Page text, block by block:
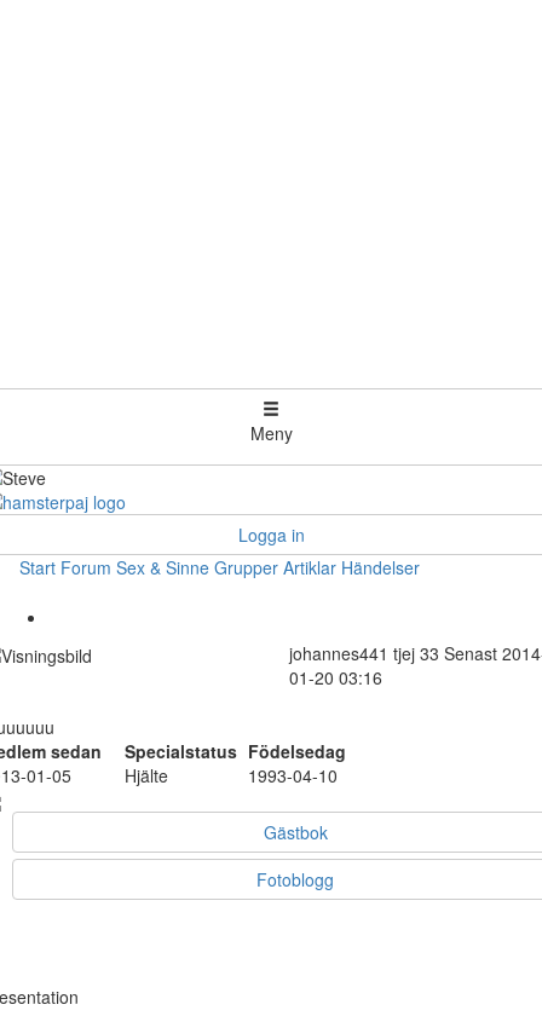
Meny
Logga in
Start Forum Sex & Sinne Grupper Artiklar Händelser
johannes441 tjej 33 Senast
01-20 03:16
sedan
Specialstatus Födelsedag
01-05
Hjälte 1993-04-10
Gästbok
Fotoblogg